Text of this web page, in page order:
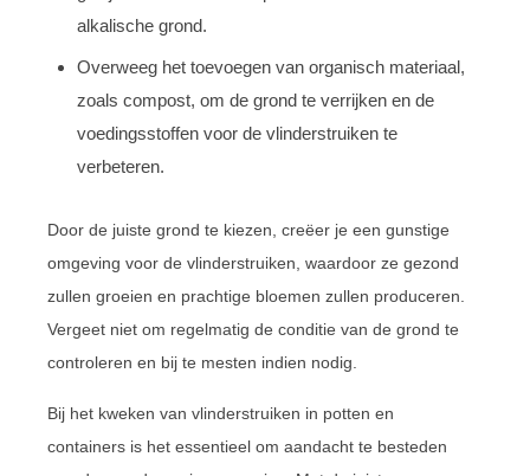
alkalische grond.
Overweeg het toevoegen van organisch materiaal,
zoals compost, om de grond te verrijken en de
voedingsstoffen voor de vlinderstruiken te
verbeteren.
Door de juiste grond te kiezen, creëer je een gunstige
omgeving voor de vlinderstruiken, waardoor ze gezond
zullen groeien en prachtige bloemen zullen produceren.
Vergeet niet om regelmatig de conditie van de grond te
controleren en bij te mesten indien nodig.
Bij het kweken van vlinderstruiken in potten en
containers is het essentieel om aandacht te besteden